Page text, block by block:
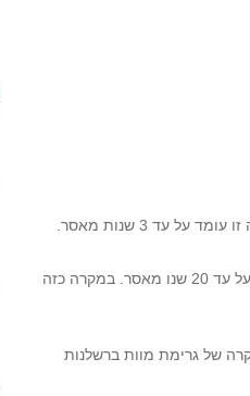
עד 3 שנות מאסר.
במידה ומידת הרשלנות של הנהג הינה רבתי יוגש נגדו כתב אישום בגין הרישה, כאשר העונש בגין עבירה זו עומד על עד 20 שנו מאסר. במקרה כזה
של גרימת מוות ברשלנות